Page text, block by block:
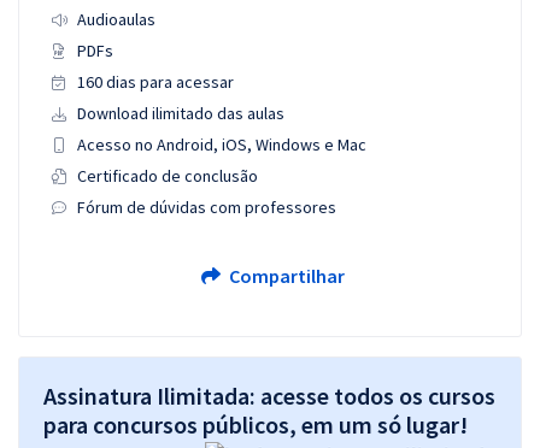
Audioaulas
PDFs
160 dias para acessar
Download ilimitado das aulas
Acesso no Android, iOS, Windows e Mac
Certificado de conclusão
Fórum de dúvidas com professores
Compartilhar
Assinatura Ilimitada: acesse todos os cursos
para concursos públicos, em um só lugar!